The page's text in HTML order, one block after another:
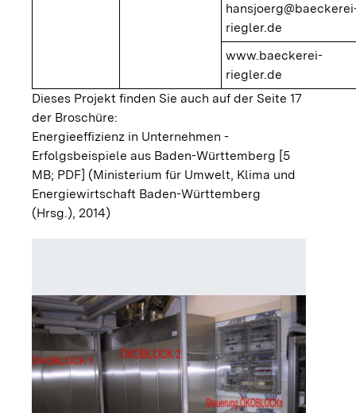
riegler.de
www.baeckerei-
riegler.de
Dieses Projekt finden Sie auch auf der Seite 17
der Broschüre:
Energieeffizienz in Unternehmen -
Erfolgsbeispiele aus Baden-Württemberg [5
MB; PDF] (Ministerium für Umwelt, Klima und
Energiewirtschaft Baden-Württemberg
(Hrsg.), 2014)